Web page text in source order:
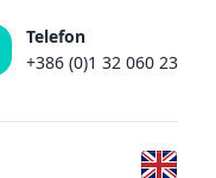
Telefon
+386 (0)1 32 060 23